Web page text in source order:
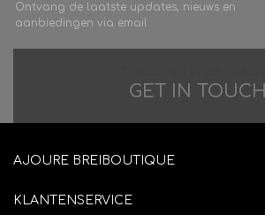
Ontvang de laatste updates, nieuws en
aanbiedingen via email
GET IN TOUCH
AJOURE BREIBOUTIQUE
KLANTENSERVICE